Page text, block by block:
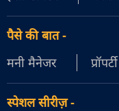
पैसे की बात-
मनी मैनेजर
स्पेशल सीरीज़-